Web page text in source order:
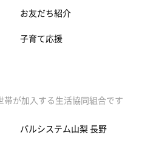
お友だち紹介
子育て応援
帯が加入する生活協同組合です
パルシステム山梨 長野